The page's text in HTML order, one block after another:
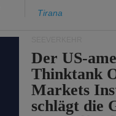
Tirana
Der US-
Thinktank
Markets
schlägt die